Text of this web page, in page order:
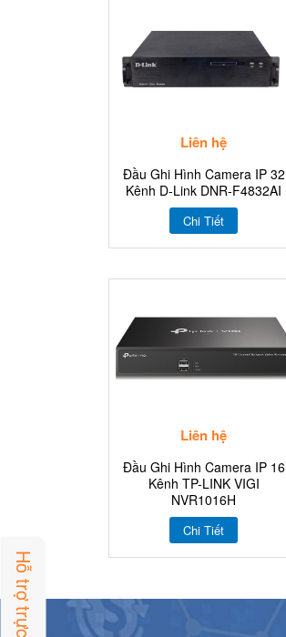
Liên hệ
Đầu Ghi Hình Camera IP 32
Kênh D-Link DNR-F4832AI
Chi Tiết
Liên hệ
Đầu Ghi Hình Camera IP 16
Kênh TP-LINK VIGI
NVR1016H
Chi Tiết